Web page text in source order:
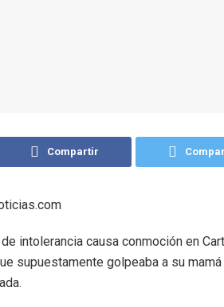
Compartir
intolerancia causa conmoción en
supuestamente golpeaba a su